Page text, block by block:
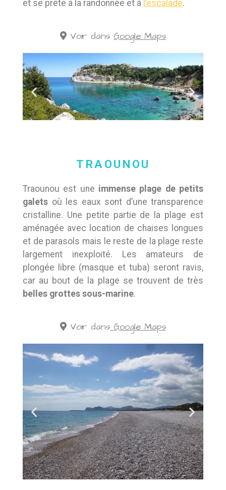
et se prête à la randonnée et à l’escalade.
Voir dans Google Maps
TRAOUNOU
Traounou est une immense plage de petits
galets où les eaux sont d’une transparence
cristalline. Une petite partie de la plage est
aménagée avec location de chaises longues
et de parasols mais le reste de la plage reste
largement inexploité. Les amateurs de
plongée libre (masque et tuba) seront ravis,
car au bout de la plage se trouvent de très
belles grottes sous-marine.
Voir dans Google Maps